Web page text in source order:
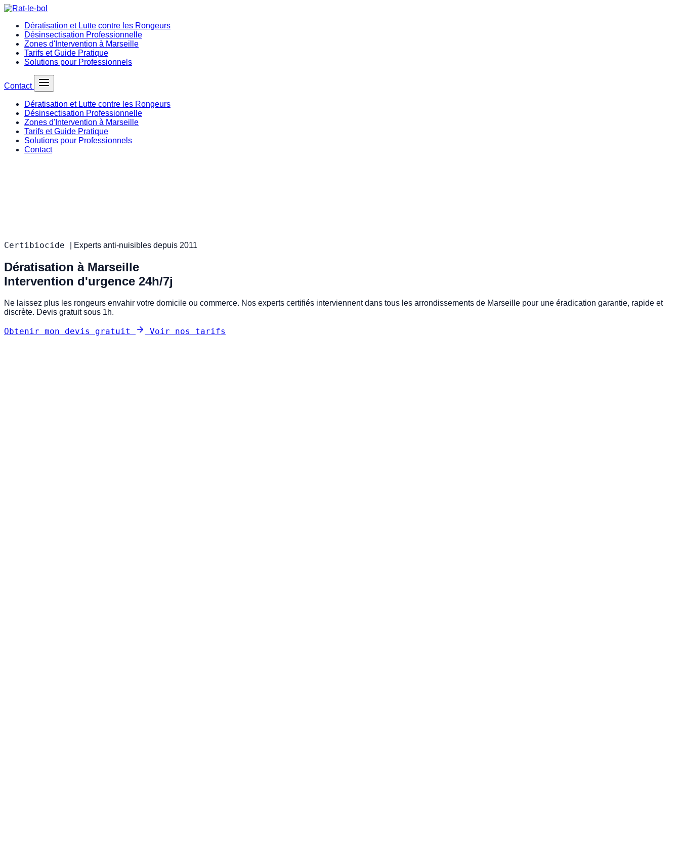
Dératisation et Lutte contre les Rongeurs
Désinsectisation Professionnelle
Zones d'Intervention à Marseille
Tarifs et Guide Pratique
Solutions pour Professionnels
Contact
Dératisation et Lutte contre les Rongeurs
Désinsectisation Professionnelle
Zones d'Intervention à Marseille
Tarifs et Guide Pratique
Solutions pour Professionnels
Contact
Certibiocide Experts anti-nuisibles depuis 2011
Dératisation à Marseille
Intervention d'urgence 24h/7j
Ne laissez plus les rongeurs envahir votre domicile ou commerce. Nos experts certifiés interviennent dans tous les arrondissements de Marseille pour une éradication garantie, rapide et
discrète. Devis gratuit sous 1h.
Obtenir mon devis gratuit Voir nos tarifs